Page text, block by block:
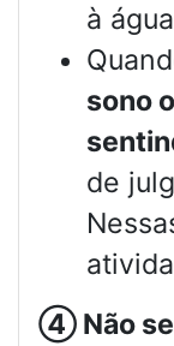
à
sono
de
④ Não